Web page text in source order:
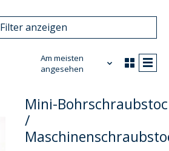
Filter anzeigen
Am meisten
angesehen
Mini-
/